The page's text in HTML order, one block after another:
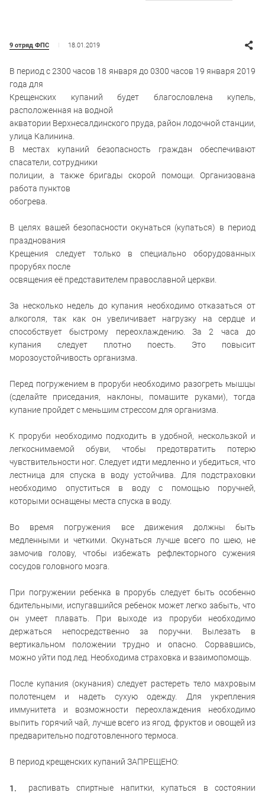
9 отряд ФПС 18.01.2019
В период с 2300 часов 18 января до 0300 часов 19 января 2019
года для
Крещенских купаний будет благословлена купель,
расположенная на водной
акватории Верхнесалдинского пруда, район лодочной станции,
улица Калинина.
В местах купаний безопасность граждан обеспечивают
спасатели, сотрудники
полиции, а также бригады скорой помощи. Организована
работа пунктов
обогрева.
В целях вашей безопасности окунаться (купаться) в период
празднования
Крещения следует только в специально оборудованных
прорубях после
освящения её представителем православной церкви.
За несколько недель до купания необходимо отказаться от
алкоголя, так как он увеличивает нагрузку на сердце и
способствует быстрому переохлаждению. За 2 часа до
купания следует плотно поесть. Это повысит
морозоустойчивость организма.
Перед погружением в проруби необходимо разогреть мышцы
(сделайте приседания, наклоны, помашите руками), тогда
купание пройдет с меньшим стрессом для организма.
К проруби необходимо подходить в удобной, нескользкой и
легкоснимаемой обуви, чтобы предотвратить потерю
чувствительности ног. Следует идти медленно и убедиться, что
лестница для спуска в воду устойчива. Для подстраховки
необходимо опуститься в воду с помощью поручней,
которыми оснащены места спуска в воду.
Во время погружения все движения должны быть
медленными и четкими. Окунаться лучше всего по шею, не
замочив голову, чтобы избежать рефлекторного сужения
сосудов головного мозга.
При погружении ребенка в прорубь следует быть особенно
бдительными, испугавшийся ребенок может легко забыть, что
он умеет плавать. При выходе из проруби необходимо
держаться непосредственно за поручни. Вылезать в
вертикальном положении трудно и опасно. Сорвавшись,
можно уйти под лед. Необходима страховка и взаимопомощь.
После купания (окунания) следует растереть тело махровым
полотенцем и надеть сухую одежду. Для укрепления
иммунитета и возможности переохлаждения необходимо
выпить горячий чай, лучше всего из ягод, фруктов и овощей из
предварительно подготовленного термоса.
В период крещенских купаний ЗАПРЕЩЕНО:
распивать спиртные напитки, купаться в состоянии